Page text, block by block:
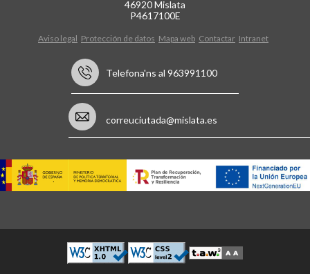
46920 Mislata
P4617100E
Aviso legal Protección de datos Mapa web Contactar Intranet
Telefona'ns al 963991100
correuciutada@mislata.es